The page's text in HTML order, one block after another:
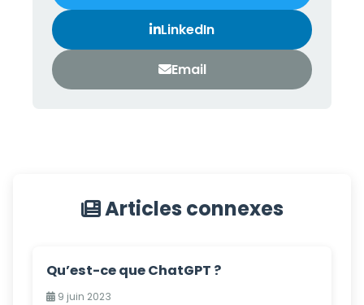
LinkedIn
Email
Articles connexes
Qu’est-ce que ChatGPT ?
9 juin 2023